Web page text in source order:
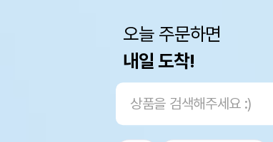
오늘 주문하면
내일 도착!